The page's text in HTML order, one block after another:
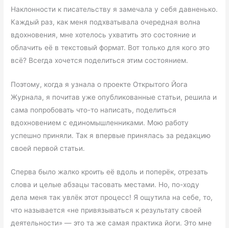
Наклонности к писательству я замечала у себя давненько.
Каждый раз, как меня подхватывала очередная волна
вдохновения, мне хотелось ухватить это состояние и
облачить её в текстовый формат. Вот только для кого это
всё? Всегда хочется поделиться этим состоянием.
Поэтому, когда я узнала о проекте Открытого Йога
Журнала, я почитав уже опубликованные статьи, решила и
сама попробовать что-то написать, поделиться
вдохновением с единомышленниками. Мою работу
успешно приняли. Так я впервые принялась за редакцию
своей первой статьи.
Сперва было жалко кроить её вдоль и поперёк, отрезать
слова и целые абзацы тасовать местами. Но, по-ходу
дела меня так увлёк этот процесс! Я ощутила на себе, то,
что называется «не привязываться к результату своей
деятельности» — это та же самая практика йоги. Это мне